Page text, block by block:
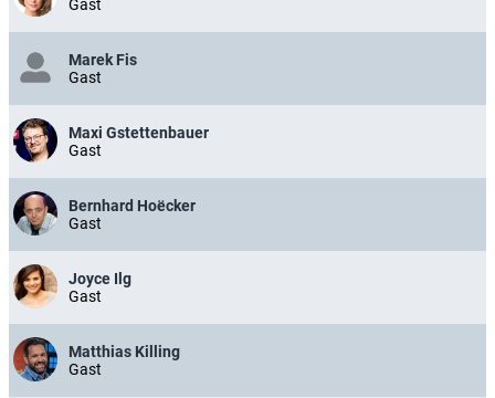
Gast
Marek Fis
Gast
Maxi Gstettenbauer
Gast
Bernhard Hoëcker
Gast
Joyce Ilg
Gast
Matthias Killing
Gast